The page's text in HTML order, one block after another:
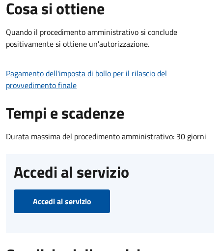
Cosa si ottiene
Quando il procedimento amministrativo si conclude
positivamente si ottiene un'autorizzazione.
Pagamento dell'imposta di bollo per il rilascio del
provvedimento finale
Tempi e scadenze
Durata massima del procedimento amministrativo: 30 giorni
Accedi al servizio
Accedi al servizio